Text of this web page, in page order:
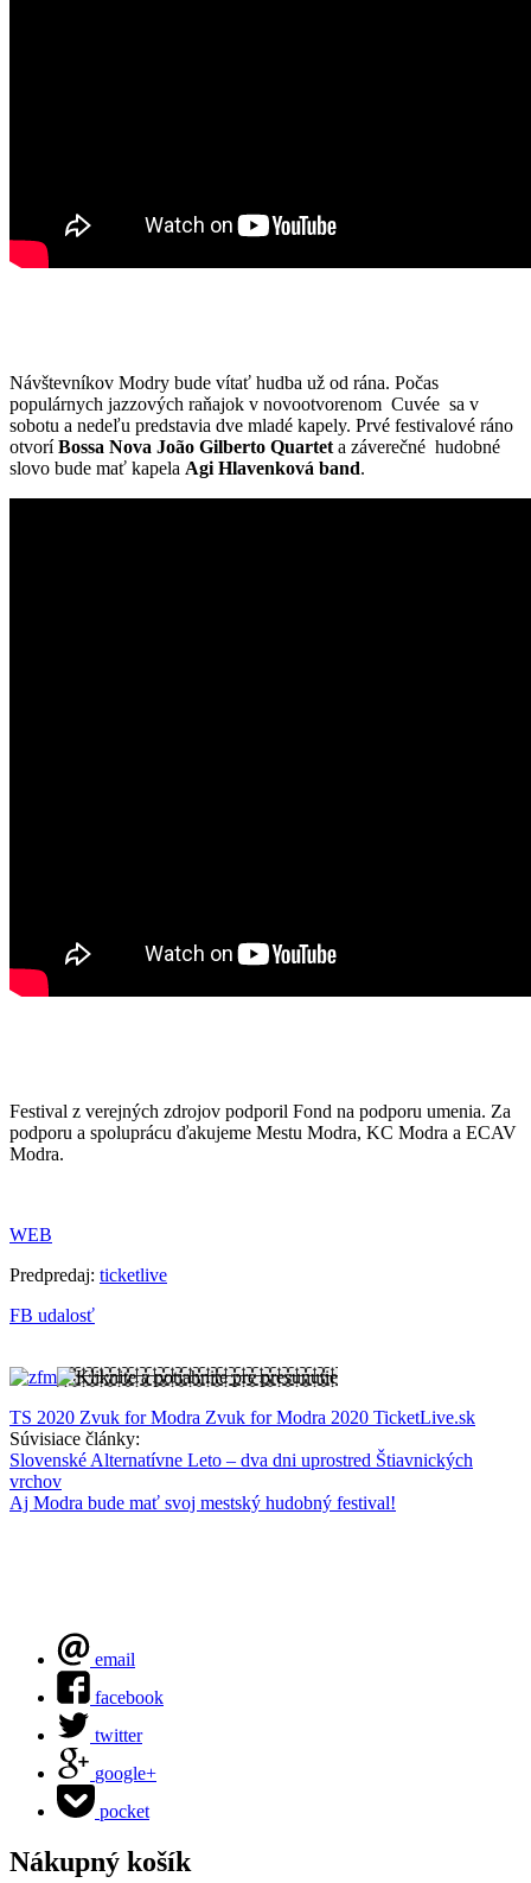
Návštevníkov Modry bude vítať hudba už od rána. Počas
populárnych jazzových raňajok v novootvorenom Cuvée sa v
sobotu a nedeľu predstavia dve mladé kapely. Prvé festivalové ráno
otvoríBossa Nova João Gilberto Quartet a záverečné hudobné
slovo bude mať kapela Agi Hlavenková band.
Festival z verejných zdrojov podporil Fond na podporu umenia. Za
podporu a spoluprácu ďakujeme Mestu Modra, KC Modra a ECAV
Modra.
WEB
Predpredaj: ticketlive
FB udalosť
TS 2020 Zvuk for Modra Zvuk for Modra 2020 TicketLive.sk
Súvisiace články:
Slovenské Alternatívne Leto – dva dni uprostred Štiavnických
vrchov
Aj Modra bude mať svoj mestský hudobný festival!
email
facebook
twitter
google+
pocket
Nákupný košík